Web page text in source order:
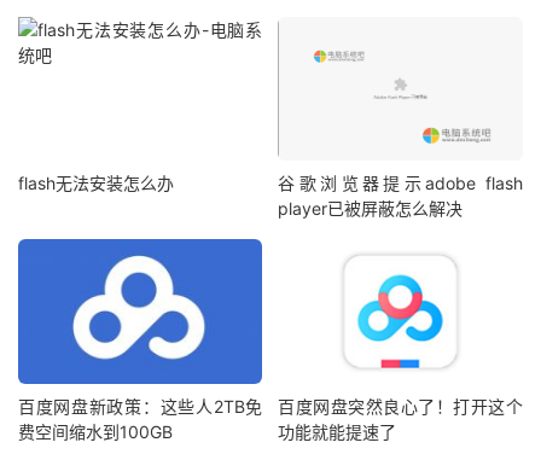
flash无法安装怎么办
谷歌浏览器提示adobe flash
player已被屏蔽怎么解决
百度网盘新政策：这些人2TB免
费空间缩水到100GB
百度网盘突然良心了！打开这个
功能就能提速了